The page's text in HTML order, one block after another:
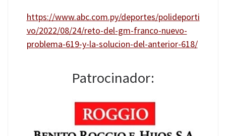
https://www.abc.com.py/deportes/polideporti
vo/2022/08/24/reto-del-gm-franco-nuevo-
problema-619-y-la-solucion-del-anterior-618/
Patrocinador: